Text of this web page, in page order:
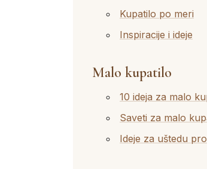
Kupatilo po meri
Inspiracije i ideje
Malo kupatilo
10 ideja za malo
Saveti za malo
Ideje za uštedu